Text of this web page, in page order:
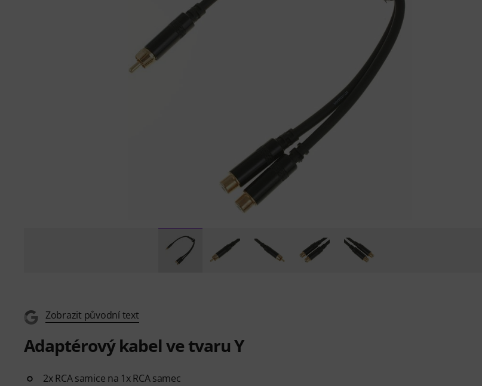
Zobrazit původní text
Adaptérový kabel ve tvaru Y
2x RCA samice na 1x RCA samec